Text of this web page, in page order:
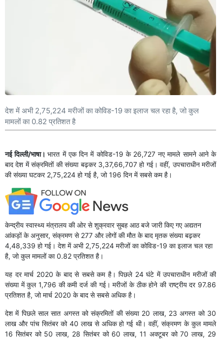
देश में अभी 2,75,224 मरीजों का कोविड-19 का इलाज चल रहा है, जो कुल
मामलों का 0.82 प्रतिशत है
नई दिल्ली/भाषा।भारत में एक दिन में कोविड-19 के 26,727 नए मामले सामने आने के
बाद देश में संक्रमितों की संख्या बढ़कर 3,37,66,707 हो गई। वहीं, उपचाराधीन मरीजों
की संख्या घटकर 2,75,224 हो गई है, जो 196 दिन में सबसे कम है।
केन्द्रीय स्वास्थ्य मंत्रालय की ओर से शुक्रवार सुबह आठ बजे जारी किए गए अद्यतन
आंकड़ों के अनुसार, संक्रमण से 277 और लोगों की मौत के बाद मृतक संख्या बढ़कर
4,48,339 हो गई। देश में अभी 2,75,224 मरीजों का कोविड-19 का इलाज चल रहा
है, जो कुल मामलों का 0.82 प्रतिशत है।
यह दर मार्च 2020 के बाद से सबसे कम है। पिछले 24 घंटे में उपचाराधीन मरीजों की
संख्या में कुल 1,796 की कमी दर्ज की गई। मरीजों के ठीक होने की राष्ट्रीय दर 97.86
प्रतिशत है, जो मार्च 2020 के बाद से सबसे अधिक है।
देश में पिछले साल सात अगस्त को संक्रमितों की संख्या 20 लाख, 23 अगस्त को 30
लाख और पांच सितंबर को 40 लाख से अधिक हो गई थी। वहीं, संक्रमण के कुल मामले
16 सितंबर को 50 लाख, 28 सितंबर को 60 लाख, 11 अक्टूबर को 70 लाख, 29